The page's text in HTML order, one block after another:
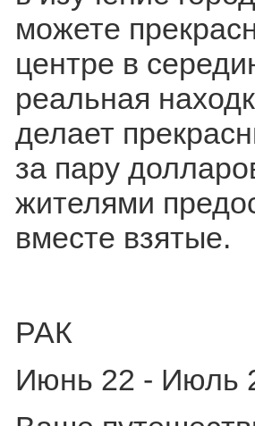
можете
центре в
реальная
делает
за пару
жителями
вместе взятые.
РАК
Июнь 22 - Июль